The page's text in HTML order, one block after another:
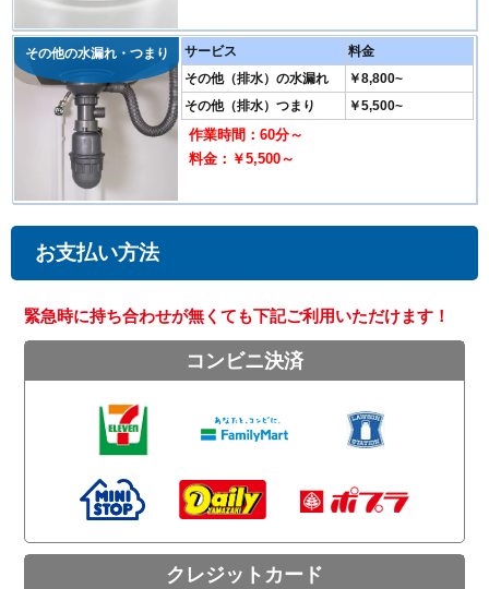
その他の水漏れ・つまり サービス
料金
その他（排水）の水漏れ
￥8,800~
その他（排水）つまり
￥5,500~
作業時間：60分～
料金：￥5,500～
お支払い方法
緊急時に持ち合わせが無くても下記ご利用いただけます！
コンビニ決済
クレジットカード